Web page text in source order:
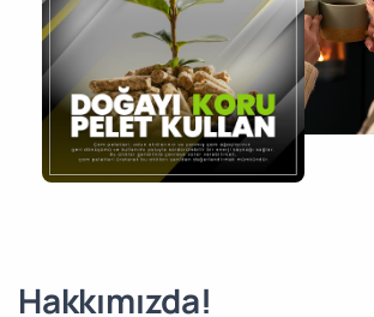
Hakkımızda!